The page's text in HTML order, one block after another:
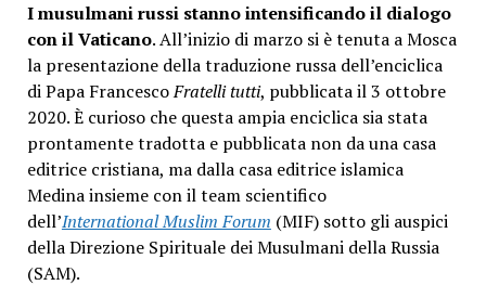
I musulmani russi stanno intensificando il dialogo
con il Vaticano. All’inizio di marzo si è tenuta a Mosca
la presentazione della traduzione russa dell’enciclica
di Papa FrancescoFratelli tutti, pubblicata il 3 ottobre
2020. È curioso che questa ampia enciclica sia stata
prontamente tradotta e pubblicata non da una casa
editrice cristiana, ma dalla casa editrice islamica
Medina insieme con il team scientifico
dell’International Muslim Forum (MIF) sotto gli auspici
della Direzione Spirituale dei Musulmani della Russia
(SAM).